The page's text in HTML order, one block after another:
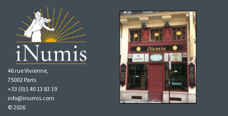
46 rue Vivienne,
75002 Paris
+33 (0)1 40 13 83 19
info@inumis.com
© 2026